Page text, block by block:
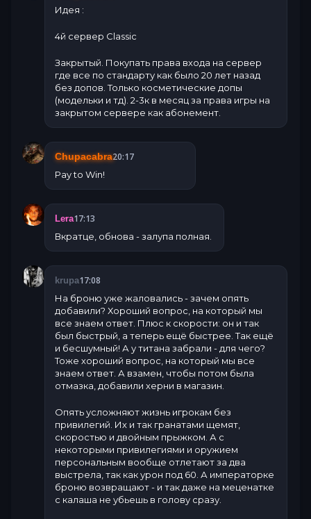
Идея :
4й сервер Classic
Закрытый. Покупать права входа на сервер
где все по стандарту как было 20 лет назад
без допов. Только косметические допы
(модельки и тд). 2-3к в месяц за права игры на
закрытом сервере как абонемент.
Chupacabra20:17
Pay to Win!
Lera17:13
Вкратце, обнова - залупа полная.
krupa17:08
На броню уже жаловались - зачем опять
добавили? Хороший вопрос, на который мы
все знаем ответ. Плюс к скорости: он и так
был быстрый, а теперь ещё быстрее. Так ещё
и бесшумный! А у титана забрали - для чего?
Тоже хороший вопрос, на который мы все
знаем ответ. А взамен, чтобы потом была
отмазка, добавили херни в магазин.
Опять усложняют жизнь игрокам без
привилегий. Их и так гранатами щемят,
скоростью и двойным прыжком. А с
некоторыми привилегиями и оружием
персональным вообще отлетают за два
выстрела, так как урон под 60. А императорке
броню возвращают - и так даже на меценатке
с калаша не убьешь в голову сразу.